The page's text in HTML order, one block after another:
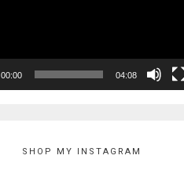
00:00 04:08
SHOP MY INSTAGRAM